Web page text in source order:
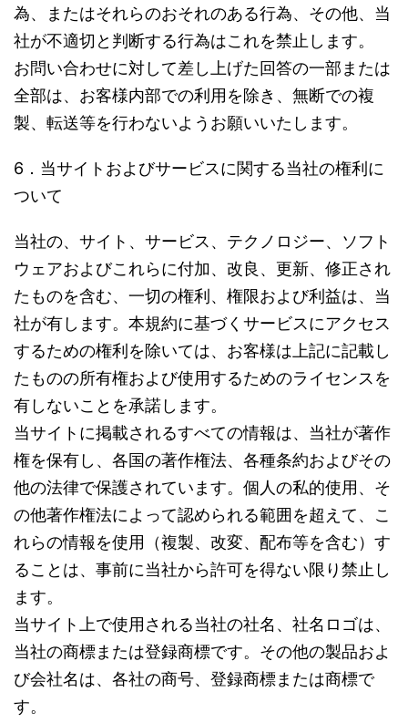
為、またはそれらのおそれのある行為、その他、当
社が不適切と判断する行為はこれを禁止します。
お問い合わせに対して差し上げた回答の一部または
全部は、お客様内部での利用を除き、無断での複
製、転送等を行わないようお願いいたします。
6．当サイトおよびサービスに関する当社の権利に
ついて
当社の、サイト、サービス、テクノロジー、ソフト
ウェアおよびこれらに付加、改良、更新、修正され
たものを含む、一切の権利、権限および利益は、当
社が有します。本規約に基づくサービスにアクセス
するための権利を除いては、お客様は上記に記載し
たものの所有権および使用するためのライセンスを
有しないことを承諾します。
当サイトに掲載されるすべての情報は、当社が著作
権を保有し、各国の著作権法、各種条約およびその
他の法律で保護されています。個人の私的使用、そ
の他著作権法によって認められる範囲を超えて、こ
れらの情報を使用（複製、改変、配布等を含む）す
ることは、事前に当社から許可を得ない限り禁止し
ます。
当サイト上で使用される当社の社名、社名ロゴは、
当社の商標または登録商標です。その他の製品およ
び会社名は、各社の商号、登録商標または商標で
す。